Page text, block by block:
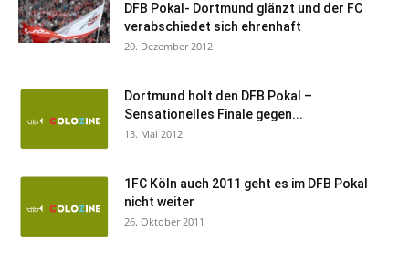
DFB Pokal- Dortmund glänzt und der FC
verabschiedet sich ehrenhaft
20. Dezember 2012
Dortmund holt den DFB Pokal –
Sensationelles Finale gegen...
13. Mai 2012
1FC Köln auch 2011 geht es im DFB Pokal
nicht weiter
26. Oktober 2011